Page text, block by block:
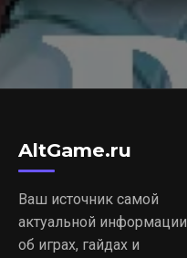
AltGame.ru
Ваш источник самой
актуальной информации
об играх, гайдах и